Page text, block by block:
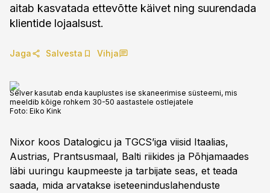
aitab kasvatada ettevõtte käivet ning suurendada
klientide lojaalsust.
Jaga Salvesta Vihja
Selver kasutab enda kauplustes ise skaneerimise süsteemi, mis
meeldib kõige rohkem 30-50 aastastele ostlejatele
Foto: Eiko Kink
Nixor koos Datalogicu ja TGCS’iga viisid Itaalias,
Austrias, Prantsusmaal, Balti riikides ja Põhjamaades
läbi uuringu kaupmeeste ja tarbijate seas, et teada
saada, mida arvatakse iseteeninduslahenduste